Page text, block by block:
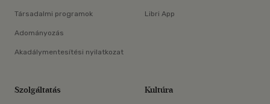
Társadalmi programok
Adományozás
Akadálymentesítési nyilatkozat
Libri App
Szolgáltatás Kultúra